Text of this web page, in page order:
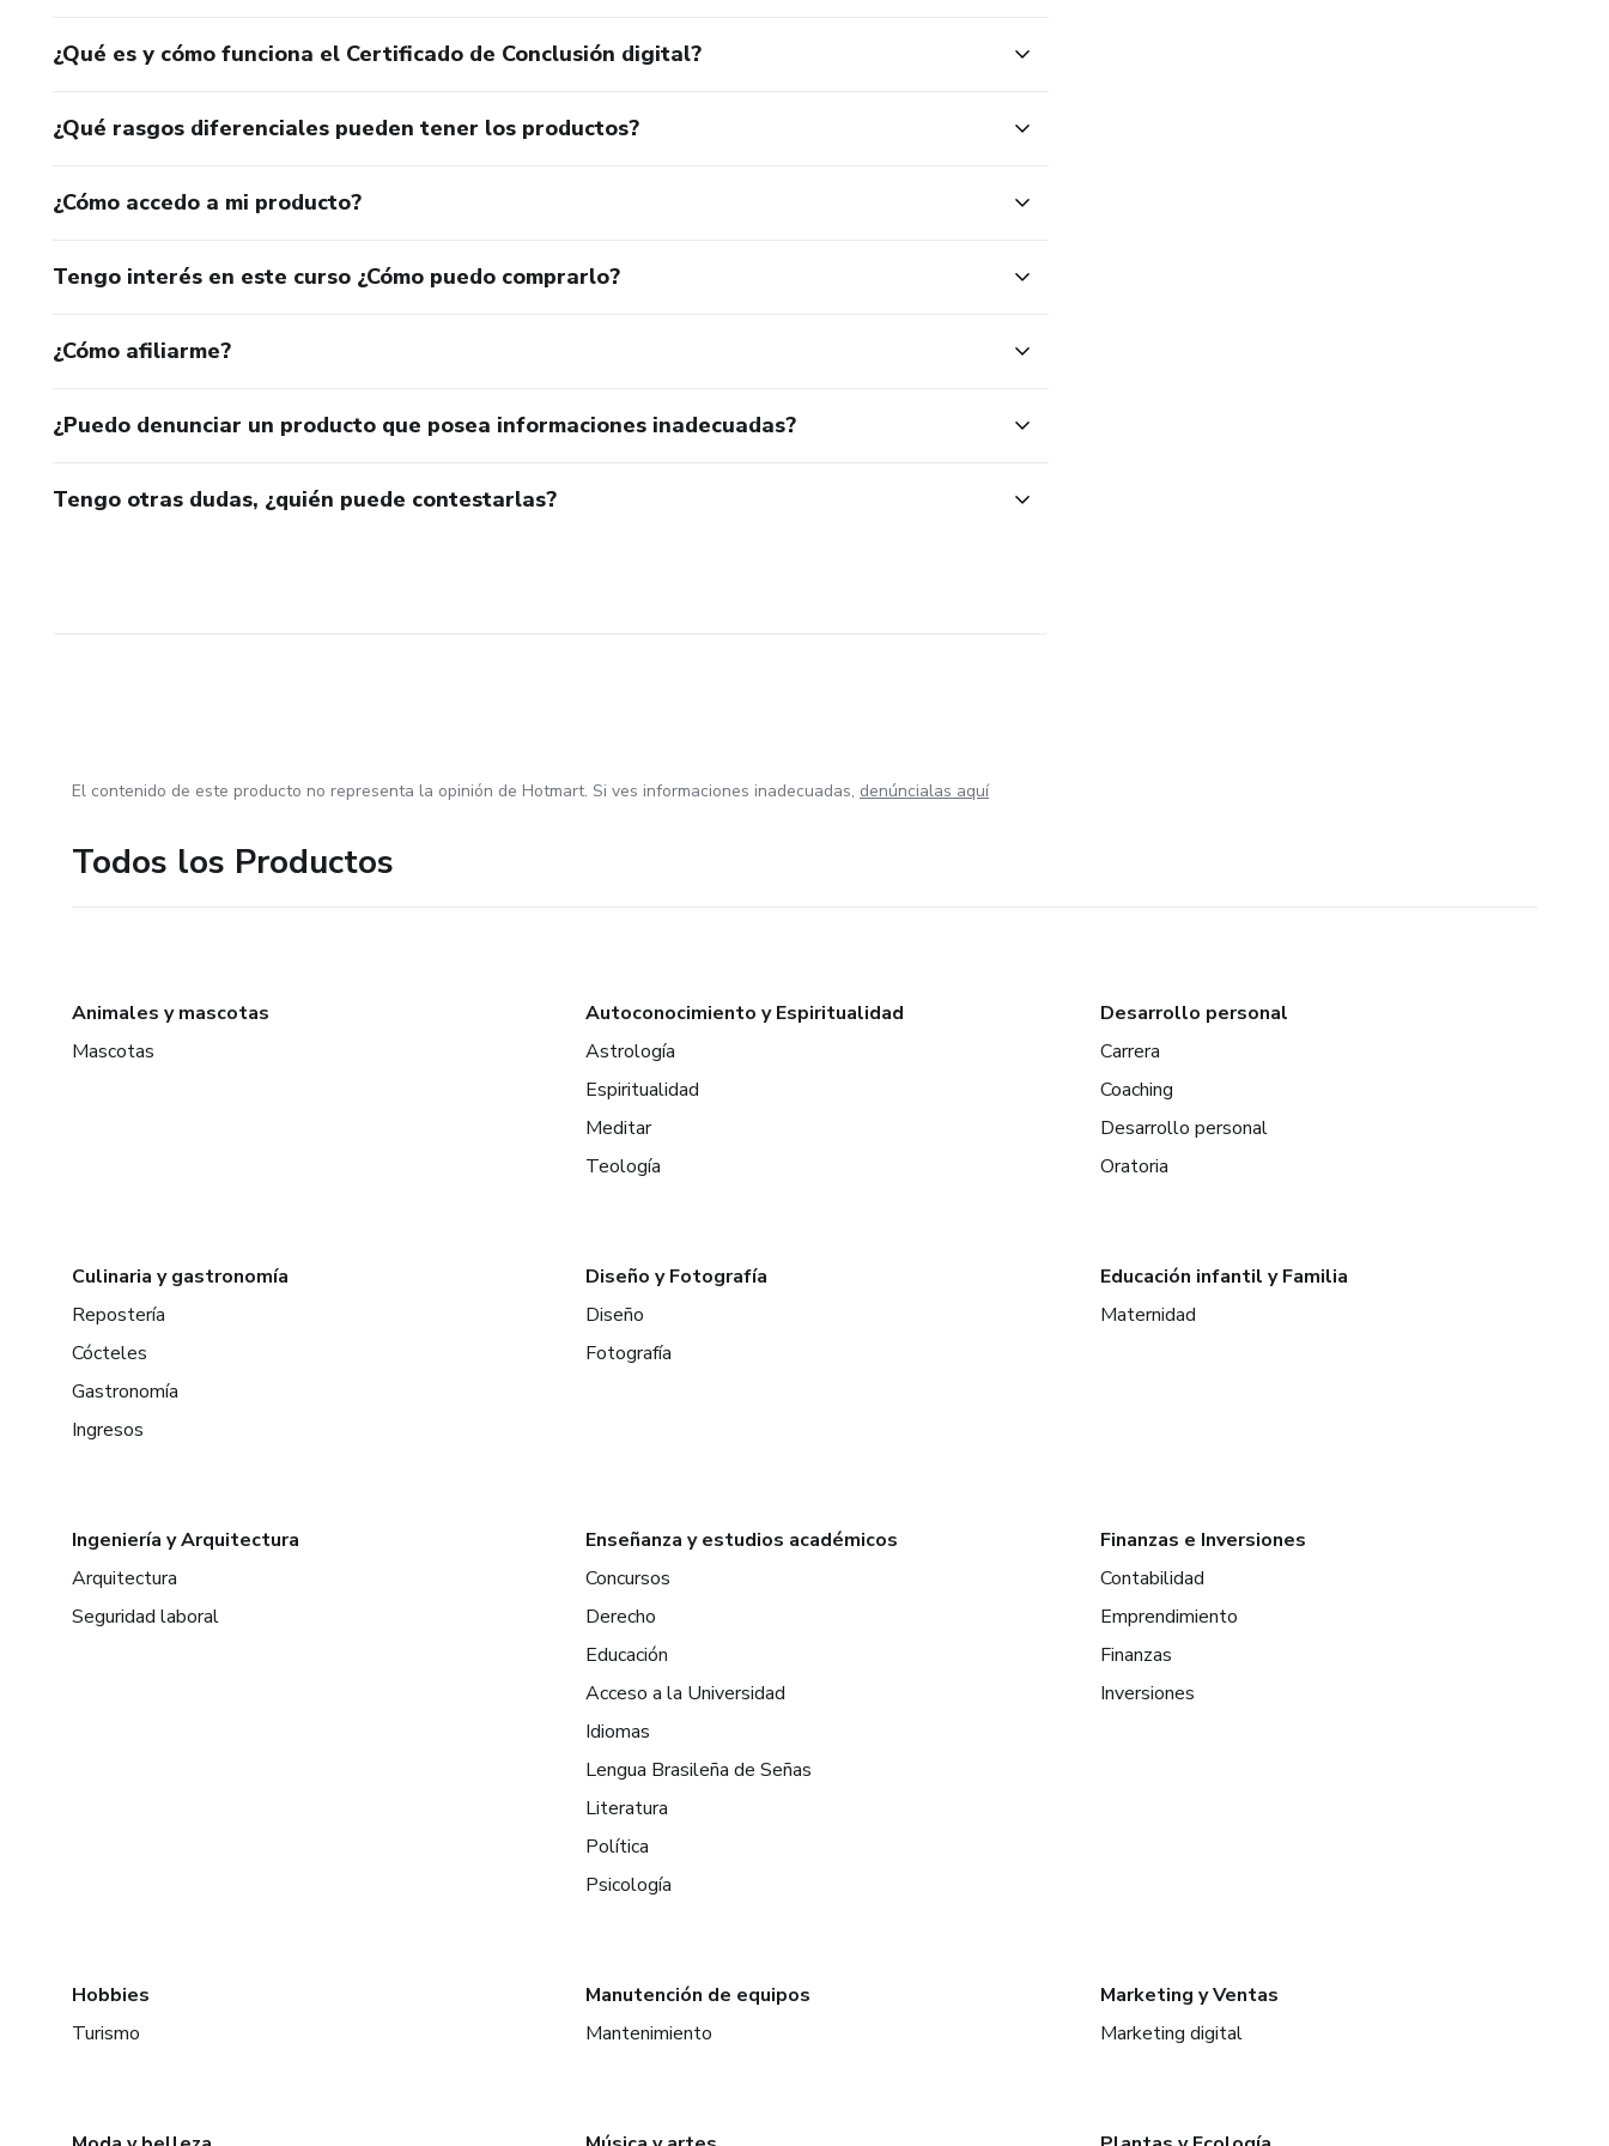
¿Qué es y cómo funciona el Certificado de Conclusión digital?
¿Qué rasgos diferenciales pueden tener los productos?
¿Cómo accedo a mi producto?
Tengo interés en este curso ¿Cómo puedo comprarlo?
¿Cómo afiliarme?
¿Puedo denunciar un producto que posea informaciones inadecuadas?
Tengo otras dudas, ¿quién puede contestarlas?
El contenido de este producto no representa la opinión de Hotmart. Si ves informaciones inadecuadas, denúncialas aquí
Todos los Productos
Animales y mascotas
Mascotas
Autoconocimiento y Espiritualidad
Astrología
Espiritualidad
Meditar
Teología
Desarrollo personal
Carrera
Coaching
Desarrollo personal
Oratoria
Culinaria y gastronomía
Repostería
Cócteles
Gastronomía
Ingresos
Diseño y Fotografía
Diseño
Fotografía
Educación infantil y Familia
Maternidad
Ingeniería y Arquitectura
Arquitectura
Seguridad laboral
Enseñanza y estudios académicos
Concursos
Derecho
Educación
Acceso a la Universidad
Idiomas
Lengua Brasileña de Señas
Literatura
Política
Psicología
Finanzas e Inversiones
Contabilidad
Emprendimiento
Finanzas
Inversiones
Hobbies
Turismo
Manutención de equipos
Mantenimiento
Marketing y Ventas
Marketing digital